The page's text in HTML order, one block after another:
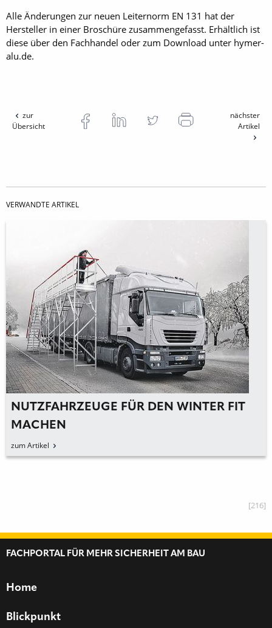
Alle Änderungen zur neuen Leiternorm EN 131 hat der
Hersteller in einer Broschüre zusammen­gefasst. Erhältlich ist
diese über den Fachhandel oder zum Download unter hymer-
alu.de.
zur
Übersicht
nächster
Artikel
VERWANDTE ARTIKEL
NUTZFAHRZEUGE FÜR DEN WINTER FIT
MACHEN
zum Artikel
[216]
FACHPORTAL FÜR MEHR SICHERHEIT AM BAU
Home
Blickpunkt